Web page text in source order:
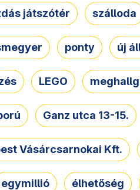
játszótér szálloda
ponty új
LEGO
Ganz utca 13-15.
Vásárcsarnokai Kft.
egymillió élhetőség